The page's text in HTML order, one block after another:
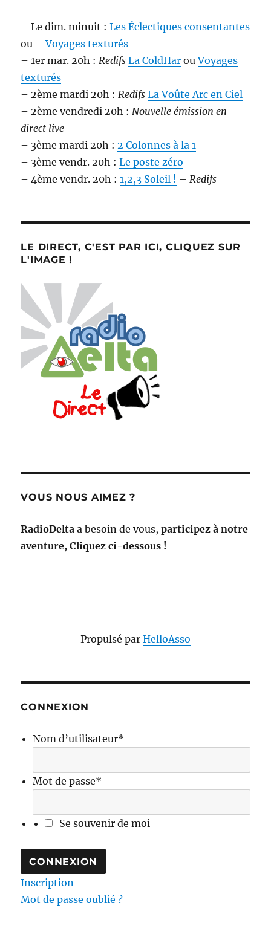
– Le dim. minuit :Les Éclectiques consentantes
ou –Voyages texturés
– 1er mar. 20h :Redifs La ColdHar ouVoyages
texturés
– 2ème mardi 20h :Redifs La Voûte Arc en Ciel
– 2ème vendredi 20h :Nouvelle émission en
direct live
– 3ème mardi 20h :2 Colonnes à la 1
– 3ème vendr. 20h :Le poste zéro
– 4ème vendr. 20h :1,2,3 Soleil ! –Redifs
LE DIRECT, C'EST PAR ICI, CLIQUEZ SUR
L'IMAGE !
VOUS NOUS AIMEZ ?
RadioDelta a besoin de vous,participez à notre
aventure, Cliquez ci-dessous !
Propulsé par HelloAsso
CONNEXION
Nom d’utilisateur*
Mot de passe*
Se souvenir de moi
Inscription
Mot de passe oublié ?